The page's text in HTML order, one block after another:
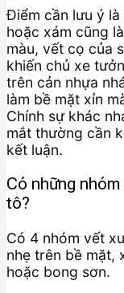
Điểm cần lưu ý
hoặc xám cũng
màu, vết cọ của
khiến chủ xe
trên cản nhựa
làm bề mặt xỉn
Chính sự khác
mắt thường cần
kết luận.
Có những
tô?
Có 4 nhóm vết
nhẹ trên bề mặt,
hoặc bong sơn.